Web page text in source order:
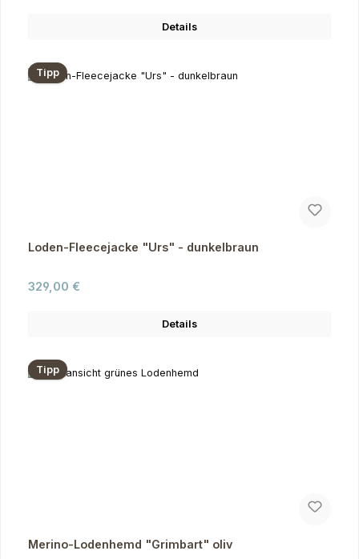
Details
Tipp
Loden-Fleecejacke "Urs" - dunkelbraun
Regulärer Preis:
329,00 €
Details
Tipp
Merino-Lodenhemd "Grimbart" oliv